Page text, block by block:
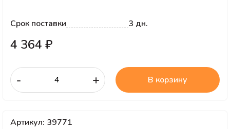
Срок поставки 3 дн.
4 364 ₽
- + В корзину
Артикул: 39771